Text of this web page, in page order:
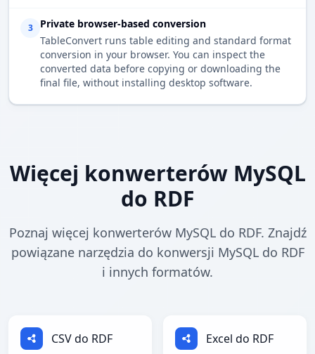
3
Private browser-based conversion
TableConvert runs table editing and standard format
conversion in your browser. You can inspect the
converted data before copying or downloading the
final file, without installing desktop software.
Więcej konwerterów MySQL
do RDF
Poznaj więcej konwerterów MySQL do RDF. Znajdź
powiązane narzędzia do konwersji MySQL do RDF
i innych formatów.
CSV do RDF Excel do RDF